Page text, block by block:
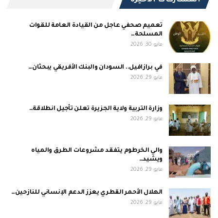
تعميم صحفي عاجل من القيادة العامة للقوات
المسلحة…
مايو 30, 2026
في برازافيل.. السودان والبنك الأفريقي يبحثان…
مايو 29, 2026
وزارة التربية ولاية الجزيرة تعلن تأجيل انطلاقة…
مايو 29, 2026
والي الخرطوم يتفقد مشروعات الطرق والمياه
ويشيد…
مايو 29, 2026
الهلال الأحمر القطري يعزز الدعم الإنساني للنازحين…
مايو 29, 2026